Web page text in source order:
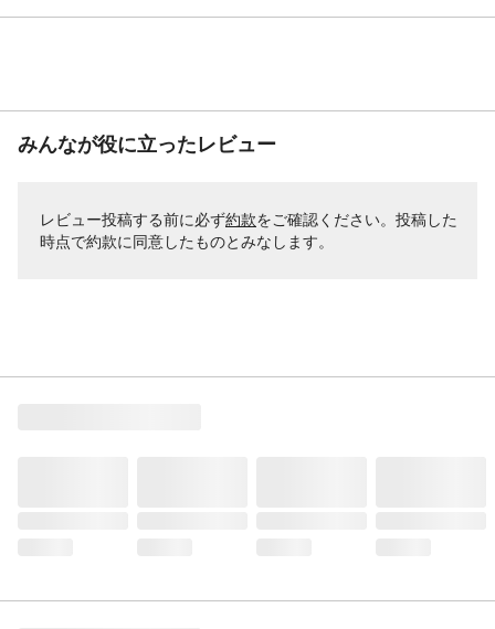
みんなが役に立ったレビュー
レビュー投稿する前に必ず約款をご確認ください。投稿した
時点で約款に同意したものとみなします。